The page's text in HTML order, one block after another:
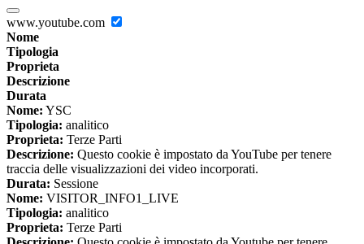
www.youtube.com
Nome
Tipologia
Proprieta
Descrizione
Durata
Nome: YSC
Tipologia: analitico
Proprieta: Terze Parti
Descrizione: Questo cookie è impostato da YouTube per tenere
traccia delle visualizzazioni dei video incorporati.
Durata: Sessione
Nome: VISITOR_INFO1_LIVE
Tipologia: analitico
Proprieta: Terze Parti